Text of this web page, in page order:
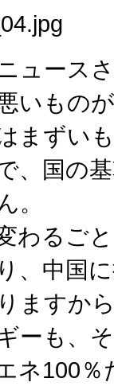
ュース
いもの
まずい
、国の
。
わるご
、中国
ますか
ーも、
ネ100